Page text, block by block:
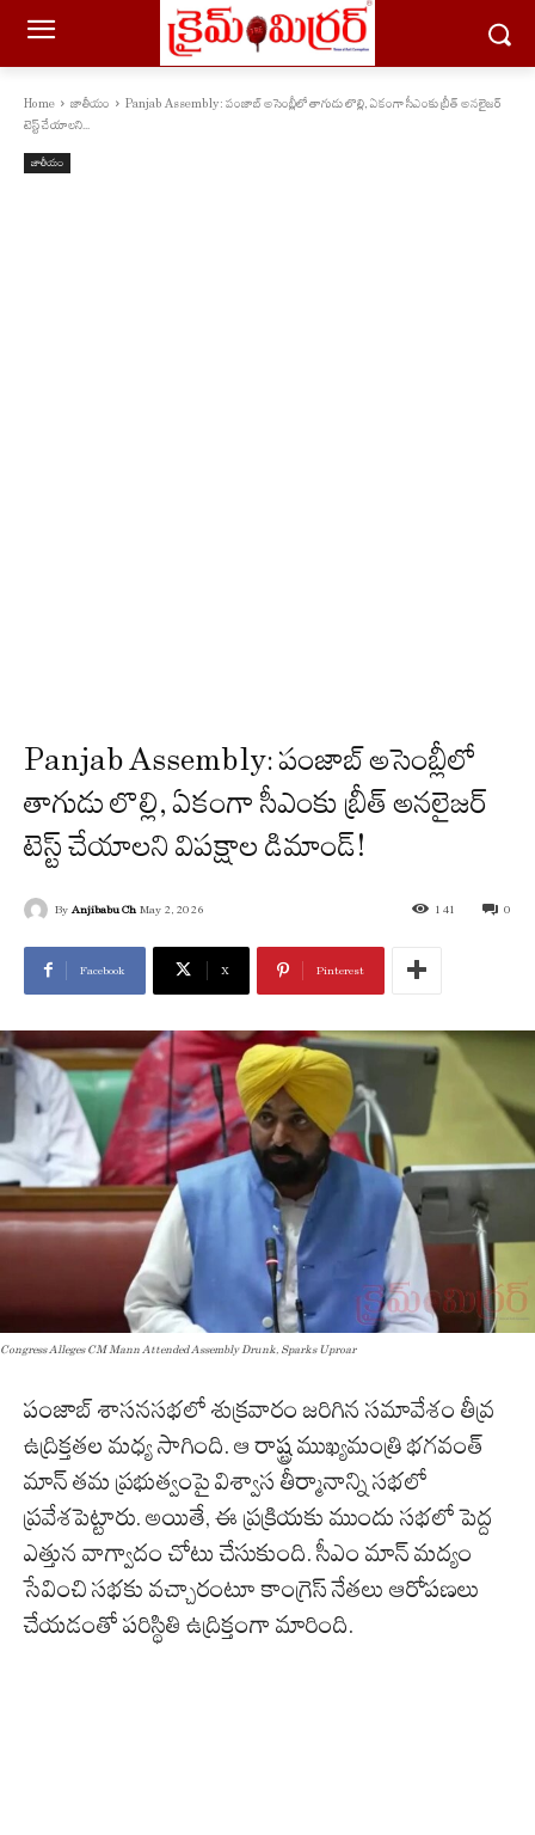
Home జాతీయం
Panjab Assembly: పంజాబ్ అసెంబ్లీలో తాగుడు లొల్లి, ఏకంగా సీఎంకు బ్రీత్ అనలైజర్
టెస్ట్ చేయాలని...
జాతీయం
Panjab Assembly: పంజాబ్ అసెంబ్లీలో
తాగుడు లొల్లి, ఏకంగా సీఎంకు బ్రీత్ అనలైజర్
టెస్ట్ చేయాలని విపక్షాల డిమాండ్!
By Anjibabu Ch May 2, 2026 0
141
Facebook X Pinterest
Congress Alleges CM Mann Attended Assembly Drunk, Sparks Uproar
పంజాబ్‌ శాసనసభలో శుక్రవారం జరిగిన సమావేశం తీవ్ర
ఉద్రిక్తతల మధ్య సాగింది. ఆ రాష్ట్ర ముఖ్యమంత్రి భగవంత్
మాన్‌ తమ ప్రభుత్వంపై విశ్వాస తీర్మానాన్ని సభలో
ప్రవేశపెట్టారు. అయితే, ఈ ప్రక్రియకు ముందు సభలో పెద్ద
ఎత్తున వాగ్వాదం చోటు చేసుకుంది. సీఎం మాన్‌ మద్యం
సేవించి సభకు వచ్చారంటూ కాంగ్రెస్‌ నేతలు ఆరోపణలు
చేయడంతో పరిస్థితి ఉద్రిక్తంగా మారింది.